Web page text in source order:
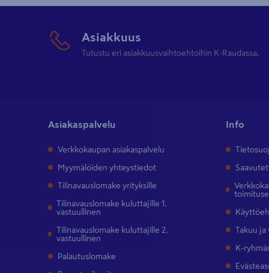
Asiakkuus
Tutustu eri asiakkuusvaihtoehtoihin K-Raudassa.
Asiakaspalvelu
Verkkokaupan asiakaspalvelu
Myymälöiden yhteystiedot
Tilinavauslomake yrityksille
Tilinavauslomake kuluttajille 1.
vastuullinen
Tilinavauslomake kuluttajille 2.
vastuullinen
Palautuslomake
Info
Takuu ja
K-